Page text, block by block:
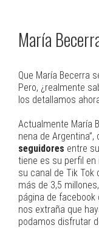
María
Que María Becerra
Pero, ¿realmente
los detallamos
Actualmente María
nena de Argentina”,
seguidores entre
tiene es su perfil en
su canal de Tik Tok
más de 3,5
página de
nos extraña que
podamos disfrutar